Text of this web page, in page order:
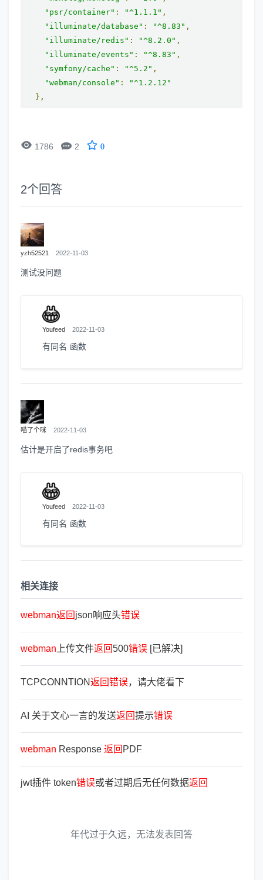
"psr/container" : "^1.1.1" ,
"illuminate/database" : "^8.83" ,
"illuminate/redis" : "^8.2.0" ,
"illuminate/events" : "^8.83" ,
"symfony/cache" : "^5.2" ,
"webman/console" :
"^1.2.12"
},
 1786  2 0
2个回答
yzh52521 2022-11-03
测试没问题
Youfeed 2022-11-03
有同名 函数
喵了个咪 2022-11-03
估计是开启了redis事务吧
Youfeed 2022-11-03
有同名 函数
相关连接
webman返回 json响应头错误
webman 上传文件返回500错误 [已解决]
TCPCONNTION返回错误，请大佬看下
AI 关于文心一言的发送返回提示错误
webman Response 返回 PDF
jwt插件 token错误或者过期后无任何数据返回
年代过于久远，无法发表回答